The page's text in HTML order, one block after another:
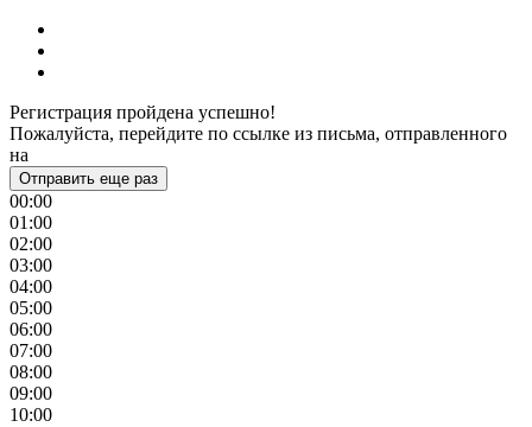
Регистрация пройдена успешно!
Пожалуйста, перейдите по ссылке из письма, отправленного
на
Отправить еще раз
00:00
01:00
02:00
03:00
04:00
05:00
06:00
07:00
08:00
09:00
10:00